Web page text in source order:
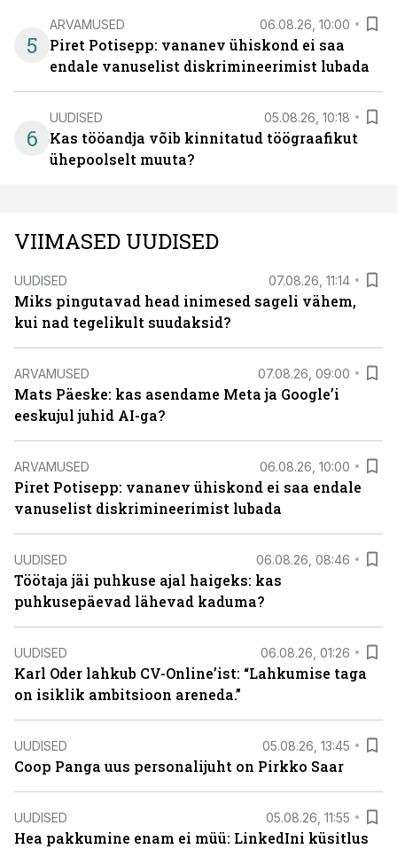
5
ARVAMUSED 06.08.26, 10:00
Piret Potisepp: vananev ühiskond ei saa
endale vanuselist diskrimineerimist lubada
6
UUDISED 05.08.26, 10:18
Kas tööandja võib kinnitatud töögraafikut
ühepoolselt muuta?
VIIMASED UUDISED
UUDISED 07.08.26, 11:14
Miks pingutavad head inimesed sageli vähem,
kui nad tegelikult suudaksid?
ARVAMUSED 07.08.26, 09:00
Mats Päeske: kas asendame Meta ja Google’i
eeskujul juhid AI-ga?
ARVAMUSED 06.08.26, 10:00
Piret Potisepp: vananev ühiskond ei saa endale
vanuselist diskrimineerimist lubada
UUDISED 06.08.26, 08:46
Töötaja jäi puhkuse ajal haigeks: kas
puhkusepäevad lähevad kaduma?
UUDISED 06.08.26, 01:26
Karl Oder lahkub CV-Online’ist: “Lahkumise taga
on isiklik ambitsioon areneda.”
UUDISED 05.08.26, 13:45
Coop Panga uus personalijuht on Pirkko Saar
UUDISED 05.08.26, 11:55
Hea pakkumine enam ei müü: LinkedIni küsitlus